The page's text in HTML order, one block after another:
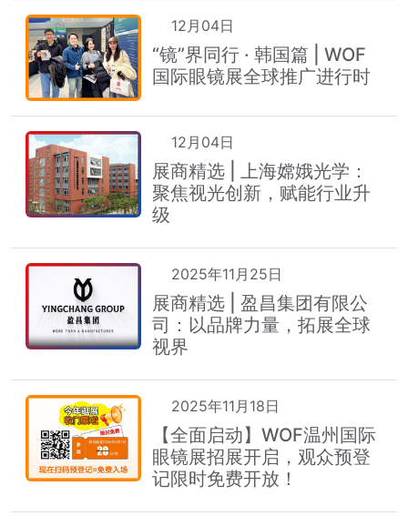
12月04日
“镜”界同行 · 韩国篇 | WOF
国际眼镜展全球推广进行时
12月04日
展商精选 | 上海嫦娥光学：
聚焦视光创新，赋能行业升
级
2025年11月25日
展商精选 | 盈昌集团有限公
司：以品牌力量，拓展全球
视界
2025年11月18日
【全面启动】WOF温州国际
眼镜展招展开启，观众预登
记限时免费开放！